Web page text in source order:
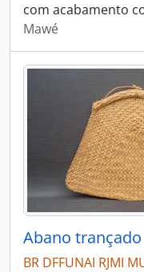
com acabamento
Mawé
Abano trançado
BR DFFUNAI RJMI